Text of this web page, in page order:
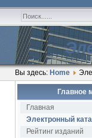
Вы здесь: Home
Главное
Главная
Электронный
Рейтинг изданий